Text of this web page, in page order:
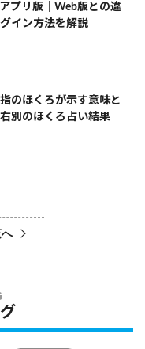
プリ版｜Web版との違
イン方法を解説
のほくろが示す意味と
別のほくろ占い結果